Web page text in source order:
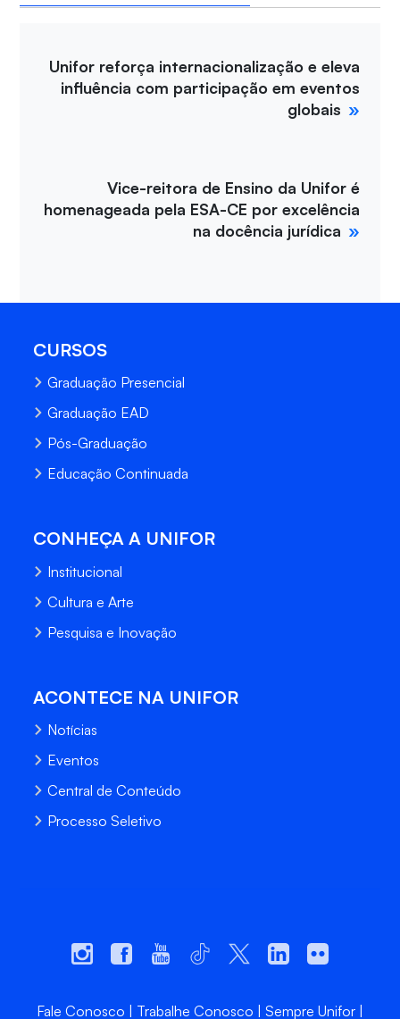
Unifor reforça internacionalização e eleva
influência com participação em eventos
globais
Vice-reitora de Ensino da Unifor é
homenageada pela ESA-CE por excelência
na docência jurídica
CURSOS
Graduação Presencial
Graduação EAD
Pós-Graduação
Educação Continuada
CONHEÇA A UNIFOR
Institucional
Cultura e Arte
Pesquisa e Inovação
ACONTECE NA UNIFOR
Notícias
Eventos
Central de Conteúdo
Processo Seletivo
Fale Conosco Trabalhe Conosco
Sempre Unifor